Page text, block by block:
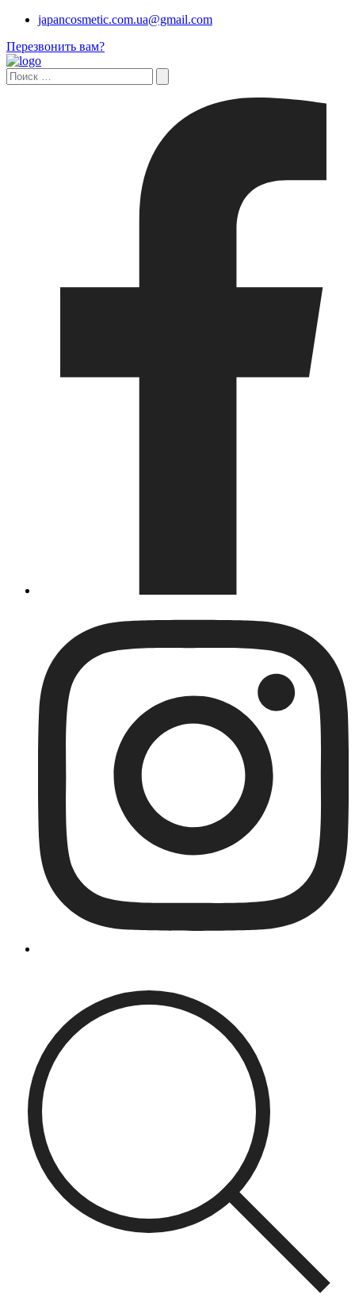
japancosmetic.com.ua@gmail.com
Перезвонить вам?